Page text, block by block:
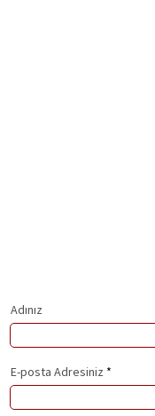
Adınız
E-posta Adresiniz